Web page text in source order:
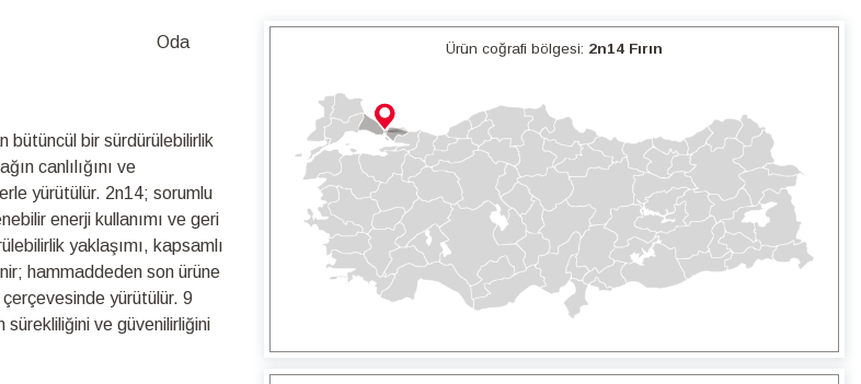
Ürün coğrafi bölgesi: 2n14 Fırın
Oda
bütüncül bir sürdürülebilirlik
canlılığını ve
yürütülür. 2n14; sorumlu
enerji kullanımı ve geri
yaklaşımı, kapsamlı
hammaddeden son ürüne
yürütülür. 9
ve güvenilirliğini